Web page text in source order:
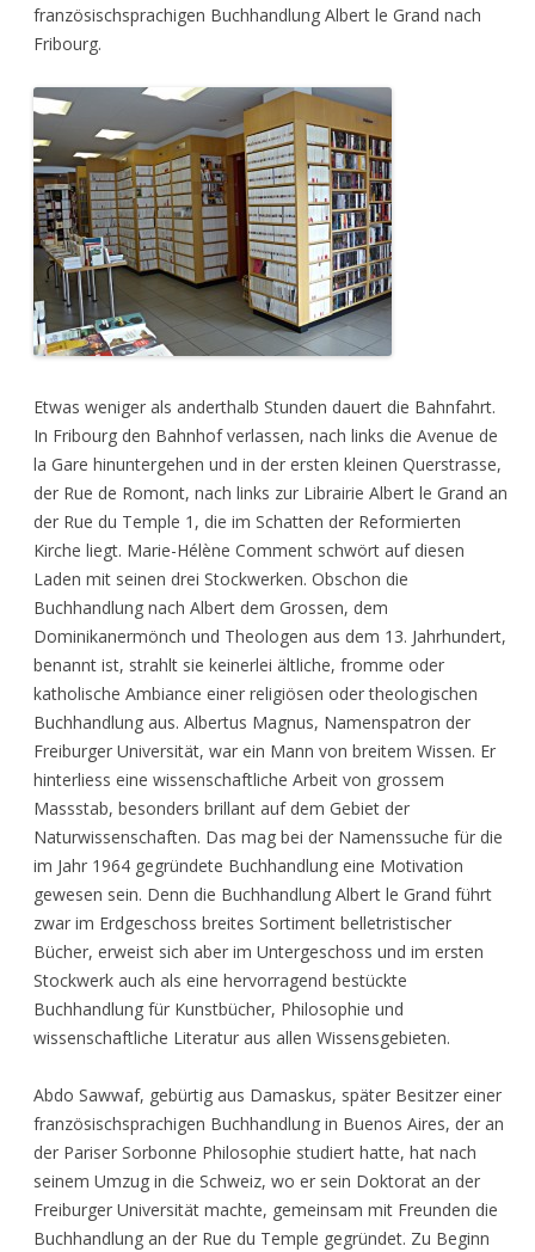
französischsprachigen Buchhandlung Albert le Grand nach
Fribourg.
Etwas weniger als anderthalb Stunden dauert die Bahnfahrt.
In Fribourg den Bahnhof verlassen, nach links die Avenue de
la Gare hinuntergehen und in der ersten kleinen Querstrasse,
der Rue de Romont, nach links zur Librairie Albert le Grand an
der Rue du Temple 1, die im Schatten der Reformierten
Kirche liegt. Marie-Hélène Comment schwört auf diesen
Laden mit seinen drei Stockwerken. Obschon die
Buchhandlung nach Albert dem Grossen, dem
Dominikanermönch und Theologen aus dem 13. Jahrhundert,
benannt ist, strahlt sie keinerlei ältliche, fromme oder
katholische Ambiance einer religiösen oder theologischen
Buchhandlung aus. Albertus Magnus, Namenspatron der
Freiburger Universität, war ein Mann von breitem Wissen. Er
hinterliess eine wissenschaftliche Arbeit von grossem
Massstab, besonders brillant auf dem Gebiet der
Naturwissenschaften. Das mag bei der Namenssuche für die
im Jahr 1964 gegründete Buchhandlung eine Motivation
gewesen sein. Denn die Buchhandlung Albert le Grand führt
zwar im Erdgeschoss breites Sortiment belletristischer
Bücher, erweist sich aber im Untergeschoss und im ersten
Stockwerk auch als eine hervorragend bestückte
Buchhandlung für Kunstbücher, Philosophie und
wissenschaftliche Literatur aus allen Wissensgebieten.
Abdo Sawwaf, gebürtig aus Damaskus, später Besitzer einer
französischsprachigen Buchhandlung in Buenos Aires, der an
der Pariser Sorbonne Philosophie studiert hatte, hat nach
seinem Umzug in die Schweiz, wo er sein Doktorat an der
Freiburger Universität machte, gemeinsam mit Freunden die
Buchhandlung an der Rue du Temple gegründet. Zu Beginn